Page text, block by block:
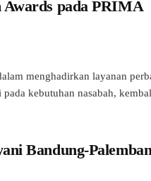
pada PRIMA
menghadirkan layanan
kebutuhan nasabah,
Bandung-